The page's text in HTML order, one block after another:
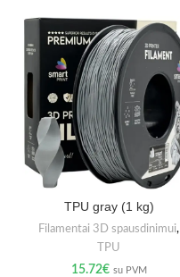
TPU gray (1 kg)
Filamentai 3D spausdinimui,
TPU
15.72€ su PVM